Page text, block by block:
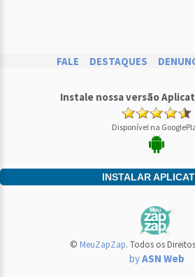
FALE DESTAQUES
Instale nossa versão
Disponível na
INSTALAR
© MeuZapZap. Todos os
byASN Web